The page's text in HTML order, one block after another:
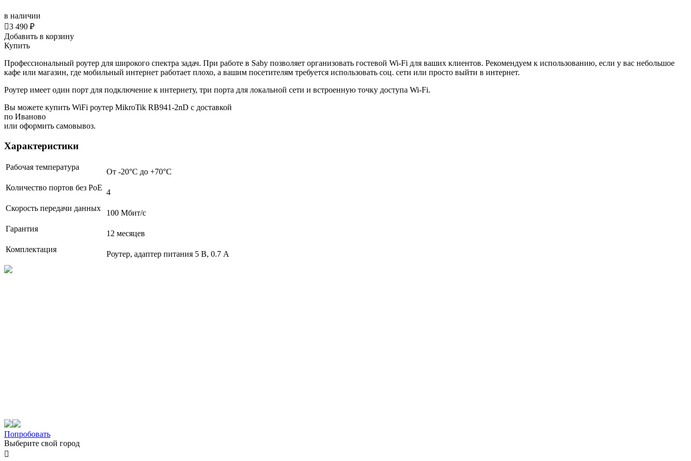
в наличии
3 490 ₽
Добавить в корзину
Купить
Профессиональный роутер для широкого спектра задач. При работе в Saby позволяет организовать гостевой Wi-Fi для ваших клиентов. Рекомендуем к использованию, если у вас небольшое
кафе или магазин, где мобильный интернет работает плохо, а вашим посетителям требуется использовать соц. сети или просто выйти в интернет.
Роутер имеет один порт для подключение к интернету, три порта для локальной сети и встроенную точку доступа Wi-Fi.
Вы можете купить WiFi роутер MikroTik RB941-2nD с доставкой
по Иваново
или оформить самовывоз.
Характеристики
Рабочая температура
От -20°C до +70°C
Количество портов без PoE
4
Cкорость передачи данных
100 Мбит/с
Гарантия
12 месяцев
Комплектация
Роутер, адаптер питания 5 В, 0.7 А
Попробовать
Выберите свой город
